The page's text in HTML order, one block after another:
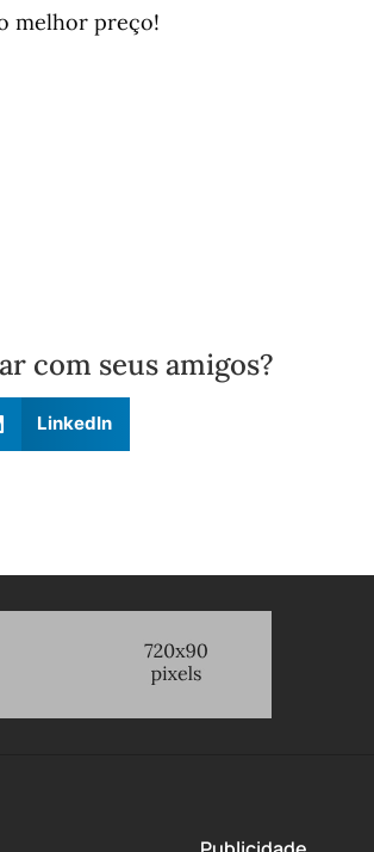
melhor preço!
com seus amigos?
LinkedIn